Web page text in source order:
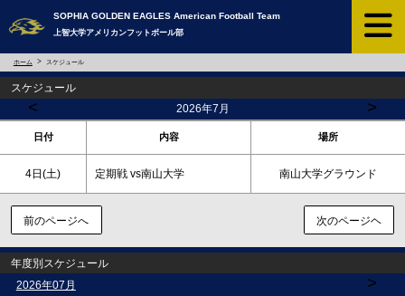
SOPHIA GOLDEN EAGLES ​American Football Team
上智大学アメリカンフットボール部
ホーム スケジュール
スケジュール
< 2026年7月 >
日付 内容 場所
4日(土) 定期戦 vs南山大学 南山大学グラウンド
前のページへ 次のページヘ
年度別スケジュール
2026年07月
>